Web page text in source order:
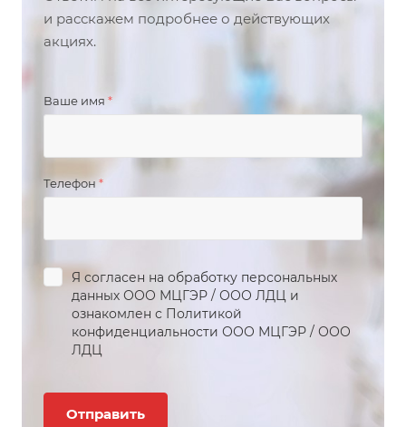
и расскажем подробнее о действующих
акциях.
Ваше имя *
Телефон*
Я согласен на обработку персональных
данных ООО МЦГЭР / ООО ЛДЦ и
ознакомлен с Политикой
конфиденциальности ООО МЦГЭР / ООО
ЛДЦ